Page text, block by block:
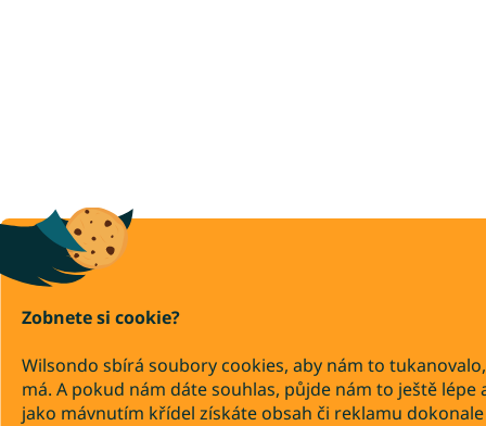
Zobnete si cookie?
Wilsondo sbírá soubory cookies, aby nám to
má. A pokud nám dáte souhlas, půjde nám to ještě lépe
jako mávnutím křídel získáte obsah či reklamu